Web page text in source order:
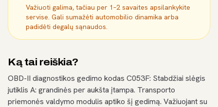
Važiuoti galima, tačiau per 1–2 savaites apsilankykite
servise. Gali sumažėti automobilio dinamika arba
padidėti degalų sąnaudos.
Ką tai reiškia?
OBD-II diagnostikos gedimo kodas C053F: Stabdžiai slėgis
jutiklis A: grandinės per aukšta įtampa. Transporto
priemonės valdymo modulis aptiko šį gedimą. Važiuojant su